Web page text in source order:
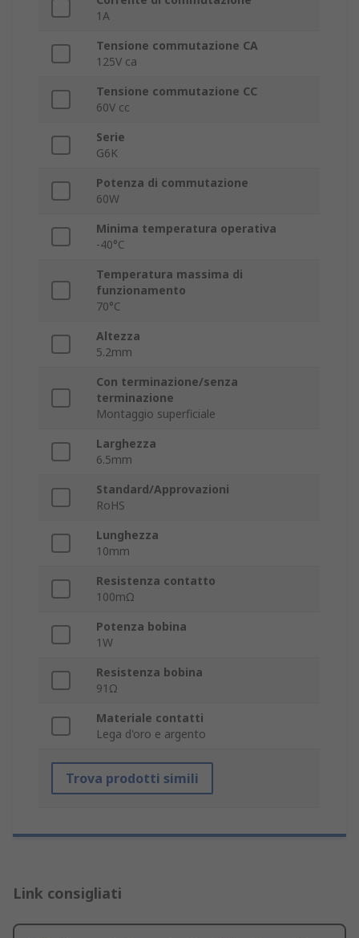
1A
Tensione commutazione CA
125V ca
Tensione commutazione CC
60V cc
Serie
G6K
Potenza di commutazione
60W
Minima temperatura operativa
-40°C
Temperatura massima di
funzionamento
70°C
Altezza
5.2mm
Con terminazione/senza
terminazione
Montaggio superficiale
Larghezza
6.5mm
Standard/Approvazioni
RoHS
Lunghezza
10mm
Resistenza contatto
100mΩ
Potenza bobina
1W
Resistenza bobina
91Ω
Materiale contatti
Lega d'oro e argento
Trova prodotti simili
Link consigliati